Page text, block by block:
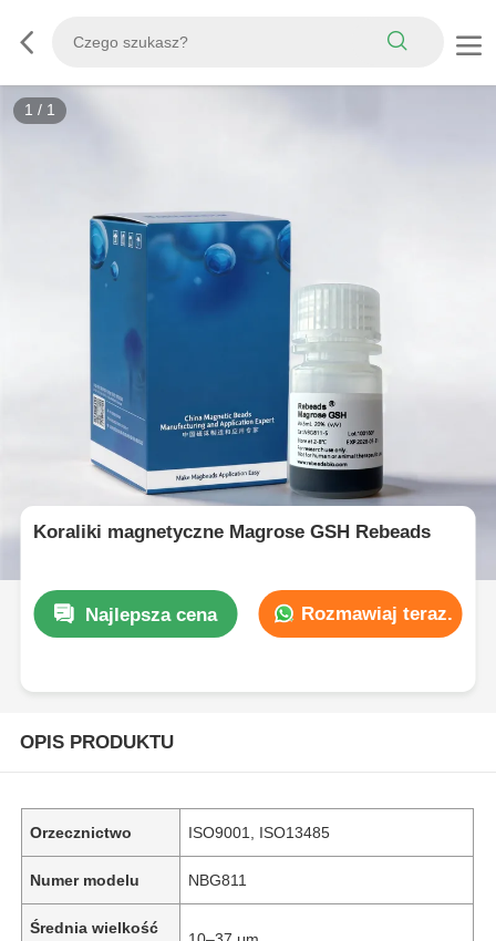
1 / 1
Koraliki magnetyczne Magrose GSH Rebeads
Najlepsza cena Rozmawiaj teraz.
OPIS PRODUKTU
Orzecznictwo ISO9001, ISO13485
Numer modelu NBG811
Średnia wielkość